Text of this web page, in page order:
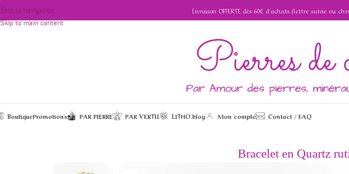
Skip to navigation
Skip to main content
Livraison OFFERTE dès 60€ d'achats (lettre suivie ou
BoutiquePromotions PAR PIERRE PAR VERTU LITHO.blog Mon compte Contact / FAQ
Accueil/ Bracelets / Bracelet en Quartz rutile « Positivité »
Bracelet en Quartz